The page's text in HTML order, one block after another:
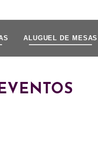
ALUGUEL DE MESAS